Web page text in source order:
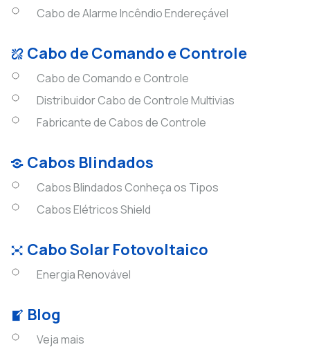
Cabo de Alarme Incêndio Endereçável
Cabo de Comando e Controle
Cabo de Comando e Controle
Distribuidor Cabo de Controle Multivias
Fabricante de Cabos de Controle
Cabos Blindados
Cabos Blindados Conheça os Tipos
Cabos Elétricos Shield
Cabo Solar Fotovoltaico
Energia Renovável
Blog
Veja mais